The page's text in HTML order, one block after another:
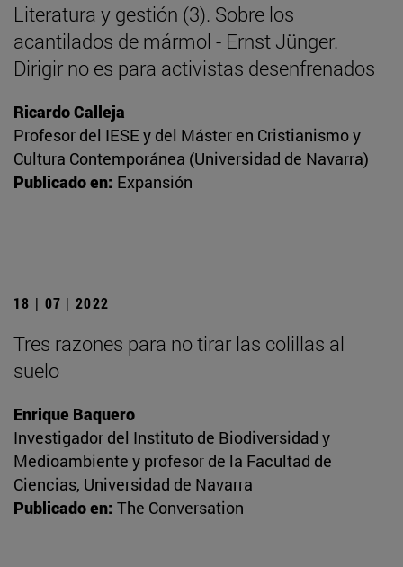
Literatura y gestión (3). Sobre los
acantilados de mármol - Ernst Jünger.
Dirigir no es para activistas desenfrenados
Ricardo Calleja
Profesor del IESE y del Máster en Cristianismo y
Cultura Contemporánea (Universidad de Navarra)
Publicado en: Expansión
18 | 07 | 2022
Tres razones para no tirar las colillas al
suelo
Enrique Baquero
Investigador del Instituto de Biodiversidad y
Medioambiente y profesor de la Facultad de
Ciencias, Universidad de Navarra
Publicado en: The Conversation